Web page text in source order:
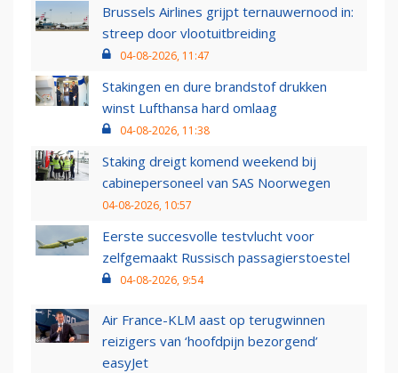
Brussels Airlines grijpt ternauwernood in:
streep door vlootuitbreiding
04-08-2026, 11:47
Stakingen en dure brandstof drukken
winst Lufthansa hard omlaag
04-08-2026, 11:38
Staking dreigt komend weekend bij
cabinepersoneel van SAS Noorwegen
04-08-2026, 10:57
Eerste succesvolle testvlucht voor
zelfgemaakt Russisch passagierstoestel
04-08-2026, 9:54
Air France-KLM aast op terugwinnen
reizigers van ‘hoofdpijn bezorgend’
easyJet